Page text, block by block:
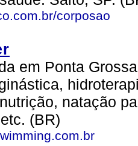
corposao
em Ponta
natação
(BR)